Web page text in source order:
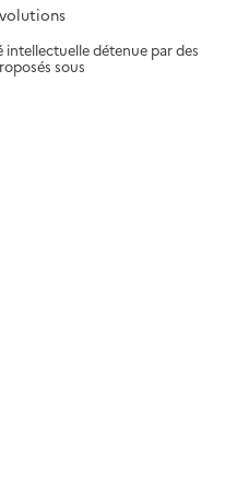
détenue par des
sous